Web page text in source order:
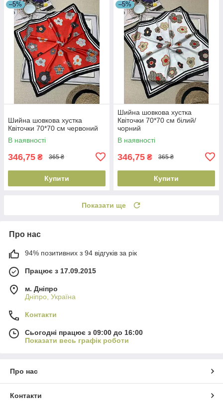
–5%
Шийна шовкова хустка
Квіточки 70*70 см червоний
В наявності
346,75 ₴ 365 ₴
Купити
–5%
Шийна шовкова хустка
Квіточки 70*70 см білий/
чорний
В наявності
346,75 ₴ 365 ₴
Купити
Показати ще
Про нас
94% позитивних з 94 відгуків за рік
Працює з 17.09.2015
м. Дніпро
Дніпро, Україна
Контакти
Сьогодні працює з 09:00 до 16:00
Показати весь графік роботи
Про нас
Контакти